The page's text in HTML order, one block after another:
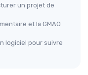
un projet de
et la GMAO
logiciel pour suivre